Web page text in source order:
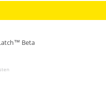
Beta